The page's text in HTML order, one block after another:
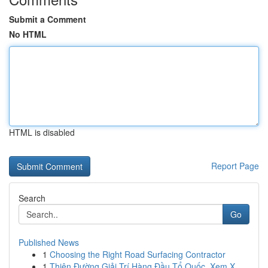
Submit a Comment
No HTML
HTML is disabled
Report Page
Search
Go
Published News
1 Choosing the Right Road Surfacing Contractor